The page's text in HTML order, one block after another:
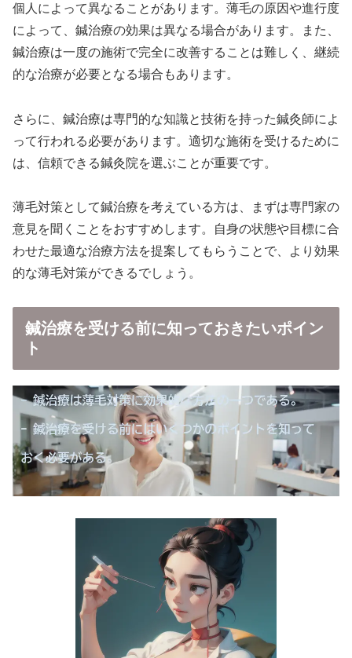
個人によって異なることがあります。薄毛の原因や進行度
によって、鍼治療の効果は異なる場合があります。また、
鍼治療は一度の施術で完全に改善することは難しく、継続
的な治療が必要となる場合もあります。
さらに、鍼治療は専門的な知識と技術を持った鍼灸師によ
って行われる必要があります。適切な施術を受けるために
は、信頼できる鍼灸院を選ぶことが重要です。
薄毛対策として鍼治療を考えている方は、まずは専門家の
意見を聞くことをおすすめします。自身の状態や目標に合
わせた最適な治療方法を提案してもらうことで、より効果
的な薄毛対策ができるでしょう。
鍼治療を受ける前に知っておきたいポイン
ト